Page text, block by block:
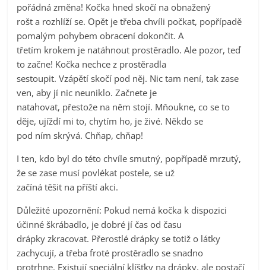
pořádná změna! Kočka hned skočí na obnažený
rošt a rozhlíží se. Opět je třeba chvíli počkat, popřípadě
pomalým pohybem obracení dokončit. A
třetím krokem je natáhnout prostěradlo. Ale pozor, teď
to začne! Kočka nechce z prostěradla
sestoupit. Vzápětí skočí pod něj. Nic tam není, tak zase
ven, aby jí nic neuniklo. Začnete je
natahovat, přestože na něm stojí. Mňoukne, co se to
děje, ujíždí mi to, chytím ho, je živé. Někdo se
pod ním skrývá. Chňap, chňap!
I ten, kdo byl do této chvíle smutný, popřípadě mrzutý,
že se zase musí povlékat postele, se už
začíná těšit na příští akci.
Důležité upozornění: Pokud nemá kočka k dispozici
účinné škrábadlo, je dobré jí čas od času
drápky zkracovat. Přerostlé drápky se totiž o látky
zachycují, a třeba froté prostěradlo se snadno
protrhne. Existují speciální klíšťky na drápky, ale postačí